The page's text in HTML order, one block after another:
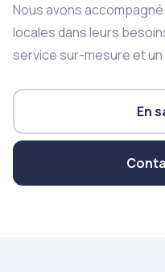
Nous avons
locales dans leurs
service sur-mesure et un
En